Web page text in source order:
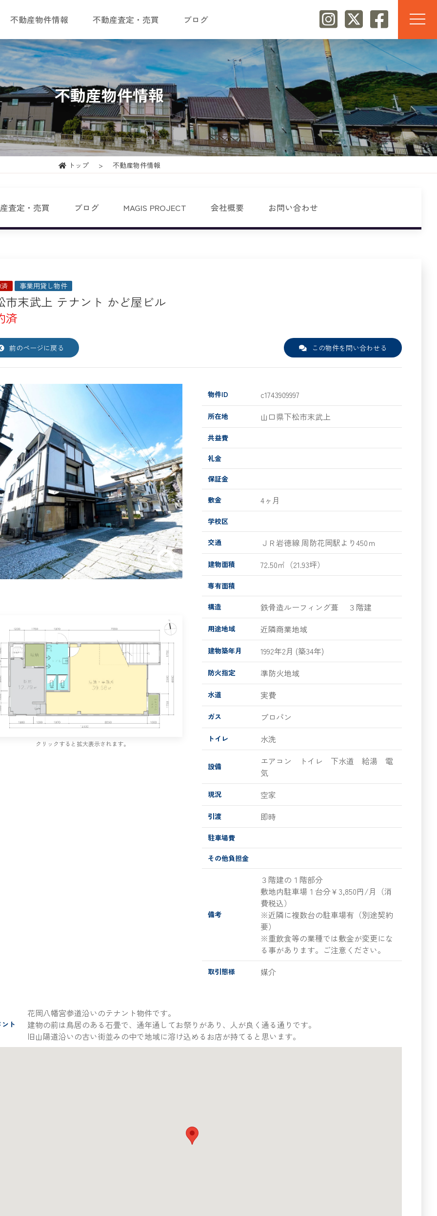
不動産物件情報 不動産査定・売買 ブログ
不動産物件情報
トップ 不動産物件情報
査定・売買 ブログ MAGIS PROJECT 会社概要 お問い合わせ
事業用貸し物件
市末武上 テナント かど屋ビル
済
この物件を問い合わせる
前のページに戻る
物件ID c1743909997
所在地 山口県下松市末武上
共益費
礼金
保証金
敷金 4ヶ月
学校区
交通 ＪＲ岩徳線 周防花岡駅より450ｍ
建物面積 72.50㎡（21.93坪）
専有面積
構造 鉄骨造ルーフィング葺 ３階建
用途地域 近隣商業地域
建物築年月 1992年2月 (築34年)
防火指定 準防火地域
水道 実費
ガス プロパン
トイレ 水洗
設備
エアコン トイレ 下水道 給湯 電
気
現況 空家
引渡 即時
駐車場費
その他負担金
備考
３階建の１階部分
敷地内駐車場１台分￥3,850円/月（消
費税込）
※近隣に複数台の駐車場有（別途契約
要）
※重飲食等の業種では敷金が変更にな
る事があります。ご注意ください。
取引態様 媒介
クリックすると拡大表示されます。
ト
花岡八幡宮参道沿いのテナント物件です。
建物の前は鳥居のある石畳で、通年通してお祭りがあり、人が良く通る通りです。
旧山陽道沿いの古い街並みの中で地域に溶け込めるお店が持てると思います。